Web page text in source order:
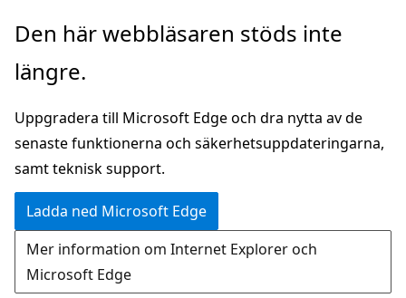
Hoppa
huvudinnehåll
Den här webbläsaren stöds inte
längre.
Uppgradera till Microsoft Edge och dra nytta av de
senaste funktionerna och säkerhetsuppdateringarna,
samt teknisk support.
Ladda ned Microsoft Edge
Mer information om Internet Explorer och
Microsoft Edge